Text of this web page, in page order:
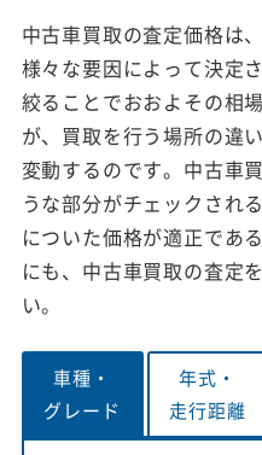
中古車買取の査定価格は
様々な要因によって決定
絞ることでおおよその相
が、買取を行う場所の違
変動するのです。中古車
うな部分がチェックされ
についた価格が適正であ
にも、中古車買取の査定
い。
車種・
グレード
年式・
走行距離